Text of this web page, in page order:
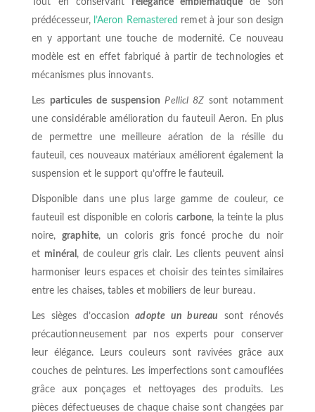
Tout en conservant l’élégance emblématique de son
prédécesseur, l’Aeron Remastered remet à jour son design
en y apportant une touche de modernité. Ce nouveau
modèle est en effet fabriqué à partir de technologies et
mécanismes plus innovants.
Les particules de suspension Pellicl 8Zsont notamment
une considérable amélioration du fauteuil Aeron. En plus
de permettre une meilleure aération de la résille du
fauteuil, ces nouveaux matériaux améliorent également la
suspension et le support qu’offre le fauteuil.
Disponible dans une plus large gamme de couleur, ce
fauteuil est disponible en coloris carbone, la teinte la plus
noire,graphite, un coloris gris foncé proche du noir
et minéral , de couleur gris clair. Les clients peuvent ainsi
harmoniser leurs espaces et choisir des teintes similaires
entre les chaises, tables et mobiliers de leur bureau.
Les sièges d’occasionadopte un bureau sont rénovés
précautionneusement par nos experts pour conserver
leur élégance. Leurs couleurs sont ravivées grâce aux
couches de peintures. Les imperfections sont camouflées
grâce aux ponçages et nettoyages des produits. Les
pièces défectueuses de chaque chaise sont changées par